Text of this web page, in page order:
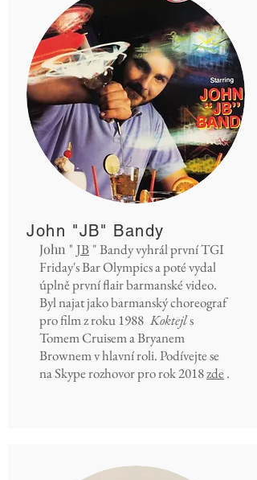
John "JB" Bandy
John " JB " Bandy vyhrál první TGI
Friday's Bar Olympics a poté vydal
úplně první flair barmanské video.
Byl najat jako barmanský choreograf
pro film z roku 1988 Koktejls
Tomem Cruisem a Bryanem
Brownem v hlavní roli. Podívejte se
na Skype rozhovor pro rok 2018zde .